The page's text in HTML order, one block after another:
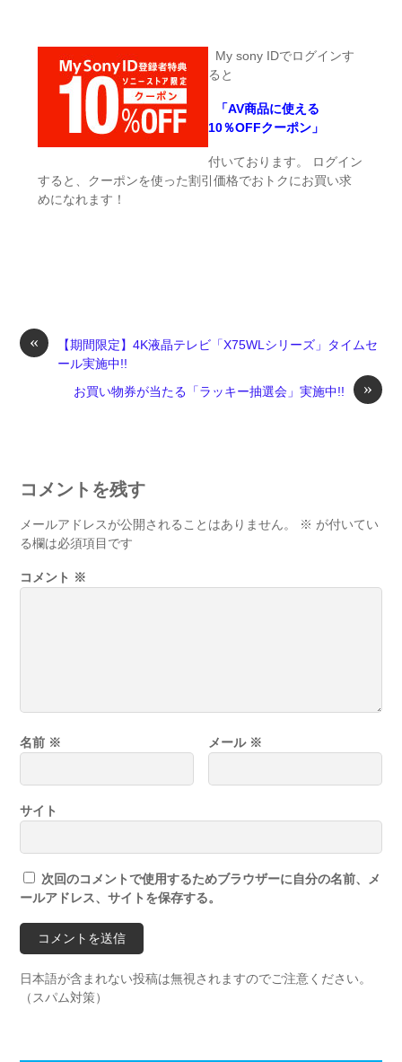
My sony IDでログインす
ると
「AV商品に使える
10％OFFクーポン」
付いております。 ログイン
すると、クーポンを使った割引価格でおトクにお買い求
めになれます！
«
【期間限定】4K液晶テレビ「X75WLシリーズ」タイムセ
ール実施中!!
»
お買い物券が当たる「ラッキー抽選会」実施中!!
コメントを残す
メールアドレスが公開されることはありません。 ※ が付いてい
る欄は必須項目です
コメント ※
名前 ※ メール ※
サイト
次回のコメントで使用するためブラウザーに自分の名前、メ
ールアドレス、サイトを保存する。
日本語が含まれない投稿は無視されますのでご注意ください。
（スパム対策）